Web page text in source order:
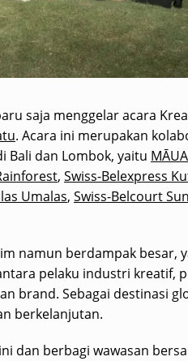
saja menggelar acara
. Acara ini merupakan
Bali dan Lombok, yaitu
, Swiss-Belexpress
Umalas, Swiss-Belcourt
namun berdampak besar,
pelaku industri kreatif,
brand. Sebagai destinasi
berkelanjutan.
dan berbagi wawasan